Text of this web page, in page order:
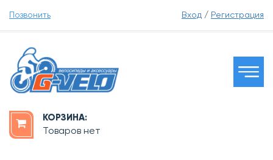
Позвонить Вход / Регистрация
КОРЗИНА:
Товаров нет